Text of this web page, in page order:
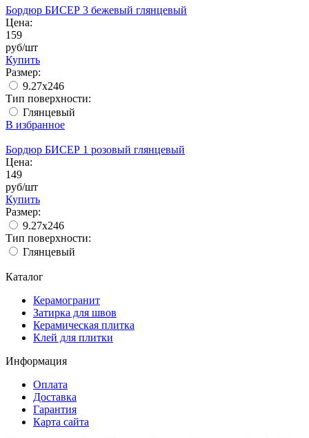
Бордюр БИСЕР 3 бежевый глянцевый
Цена:
159
руб/шт
Купить
Размер:
9.27x246
Тип поверхности:
Глянцевый
В избранное
Бордюр БИСЕР 1 розовый глянцевый
Цена:
149
руб/шт
Купить
Размер:
9.27x246
Тип поверхности:
Глянцевый
Каталог
Керамогранит
Затирка для швов
Керамическая плитка
Клей для плитки
Информация
Оплата
Доставка
Гарантия
Карта сайта